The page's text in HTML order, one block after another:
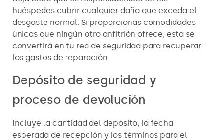
huéspedes cubrir cualquier daño que exceda el
desgaste normal. Si proporcionas comodidades
únicas que ningún otro anfitrión ofrece, esta se
convertirá en tu red de seguridad para recuperar
los gastos de reparación.
Depósito de seguridad y
proceso de devolución
Incluye la cantidad del depósito, la fecha
esperada de recepción y los términos para el